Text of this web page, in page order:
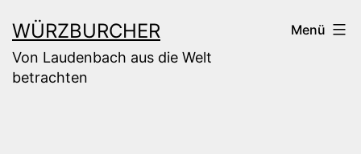
Inhalt
springen
WÜRZBURCHER
Von Laudenbach aus die Welt
betrachten
Menü